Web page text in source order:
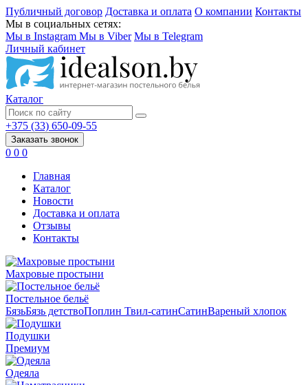
Публичный договор Доставка и оплата О компании Контакты
Мы в социальных сетях:
Мы в Instagram Мы в Viber Мы в Telegram
Личный кабинет
Каталог
+375 (33) 650-09-55
Заказать звонок
0 0 0
Главная
Каталог
Новости
Доставка и оплата
Отзывы
Контакты
Махровые простыни
Постельное бельё
БязьБязь детствоПоплин Твил-сатинСатинВареный хлопок
Подушки
Премиум
Одеяла